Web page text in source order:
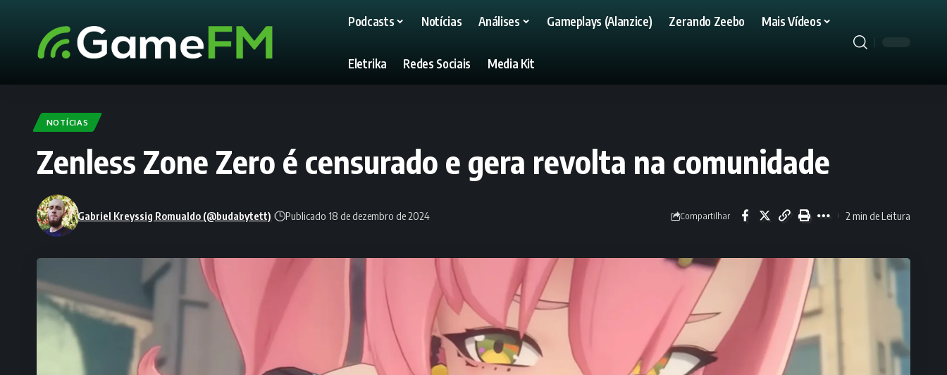
Podcasts Notícias Análises Gameplays (Alanzice) Zerando Zeebo Mais Vídeos
Eletrika Redes Sociais Media Kit
NOTÍCIAS
Zenless Zone Zero é censurado e gera revolta na comunidade
Gabriel Kreyssig Romualdo (@budabytett) Publicado 18 de dezembro de 2024 Compartilhar 2 min de Leitura